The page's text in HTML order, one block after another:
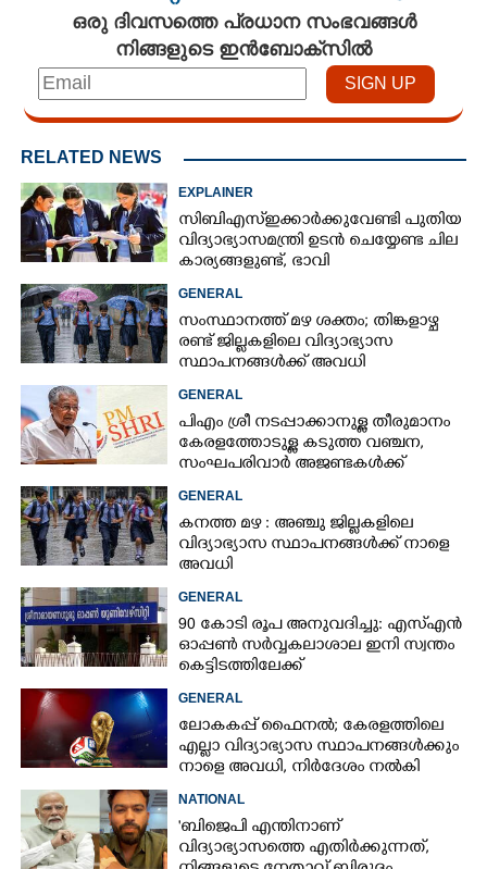
ഒരു ദിവസത്തെ പ്രധാന സംഭവങ്ങൾ
നിങ്ങളുടെ ഇൻബോക്സിൽ
RELATED NEWS
EXPLAINER
സിബിഎസ്ഇക്കാർക്കുവേണ്ടി പുതിയ
വിദ്യാഭ്യാസമന്ത്രി ഉടൻ ചെയ്യേണ്ട ചില
കാര്യങ്ങളുണ്ട്, ഭാവി
വിദ്യാർത്ഥികൾ
GENERAL
സംസ്ഥാനത്ത് മഴ ശക്തം; തിങ്കളാഴ്ച
രണ്ട് ജില്ലകളിലെ വിദ്യാഭ്യാസ
സ്ഥാപനങ്ങൾക്ക് അവധി
GENERAL
പിഎം ശ്രീ നടപ്പാക്കാനുള്ള തീരുമാനം
കേരളത്തോടുള്ള കടുത്ത വഞ്ചന,​
സംഘപരിവാർ അജണ്ടകൾക്ക്
നിൽക്കുന്നു'
GENERAL
കനത്ത മഴ : അഞ്ചു ജില്ലകളിലെ
വിദ്യാഭ്യാസ സ്ഥാപനങ്ങൾക്ക് നാളെ
അവധി
GENERAL
90 കോടി രൂപ അനുവദിച്ചു: എസ്എൻ
ഓപ്പൺ സർവ്വകലാശാല ഇനി സ്വന്തം
കെട്ടിടത്തിലേക്ക്
GENERAL
ലോകകപ്പ് ഫൈനൽ; കേരളത്തിലെ
എല്ലാ വിദ്യാഭ്യാസ സ്ഥാപനങ്ങൾക്കും
നാളെ അവധി,​ നിർദേശം നൽകി
NATIONAL
'ബിജെപി എന്തിനാണ്
വിദ്യാഭ്യാസത്തെ എതിർക്കുന്നത്,